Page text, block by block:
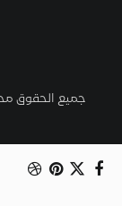
جميع الحقوق